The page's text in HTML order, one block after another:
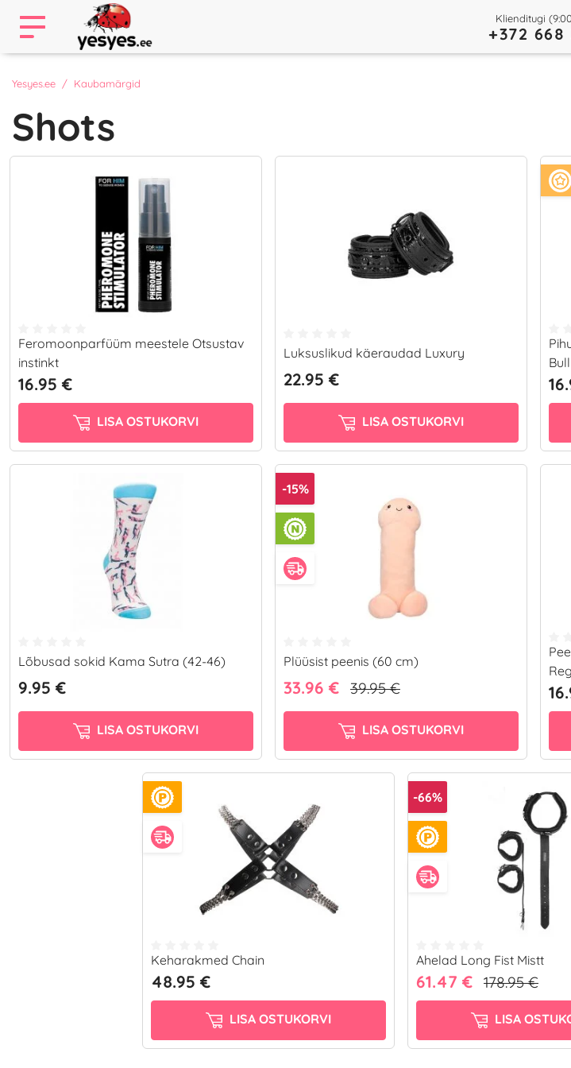
Klienditugi
+372 668
Yesyes.ee Kaubamärgid
Shots
Feromoonparfüüm meestele Otsustav
instinkt
16.95 €
LISA OSTUKORVI
Luksuslikud käeraudad Luxury
22.95 €
LISA OSTUKORVI
Lõbusad sokid Kama Sutra (42-46)
9.95 €
LISA OSTUKORVI
-15%
Plüüsist peenis (60 cm)
33.96 € 39.95 €
LISA OSTUKORVI
Keharakmed Chain
48.95 €
LISA OSTUKORVI
-66%
Ahelad Long Fist Mistt
61.47 € 178.95 €
LISA